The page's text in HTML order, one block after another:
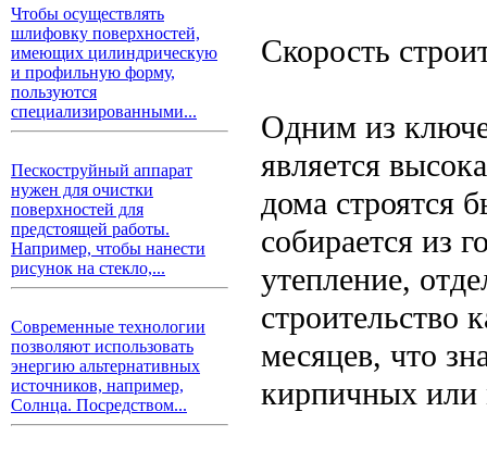
Чтобы осуществлять
шлифовку поверхностей,
имеющих цилиндрическую
и профильную форму,
пользуются
специализированными...
Пескоструйный аппарат
нужен для очистки
поверхностей для
предстоящей работы.
Например, чтобы нанести
рисунок на стекло,...
Современные технологии
позволяют использовать
энергию альтернативных
источников, например,
Солнца. Посредством...
Скорость
Одним из
является
дома строятся
собирается из
утепление,
строительство
месяцев, что
кирпичных или